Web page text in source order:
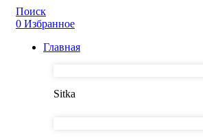
Поиск
0 Избранное
Главная
Sitka